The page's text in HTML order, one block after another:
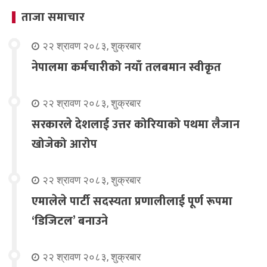
ताजा समाचार
२२ श्रावण २०८३, शुक्रबार
नेपालमा कर्मचारीको नयाँ तलबमान स्वीकृत
२२ श्रावण २०८३, शुक्रबार
सरकारले देशलाई उत्तर कोरियाको पथमा लैजान
खोजेको आरोप
२२ श्रावण २०८३, शुक्रबार
एमालेले पार्टी सदस्यता प्रणालीलाई पूर्ण रूपमा
‘डिजिटल’ बनाउने
२२ श्रावण २०८३, शुक्रबार